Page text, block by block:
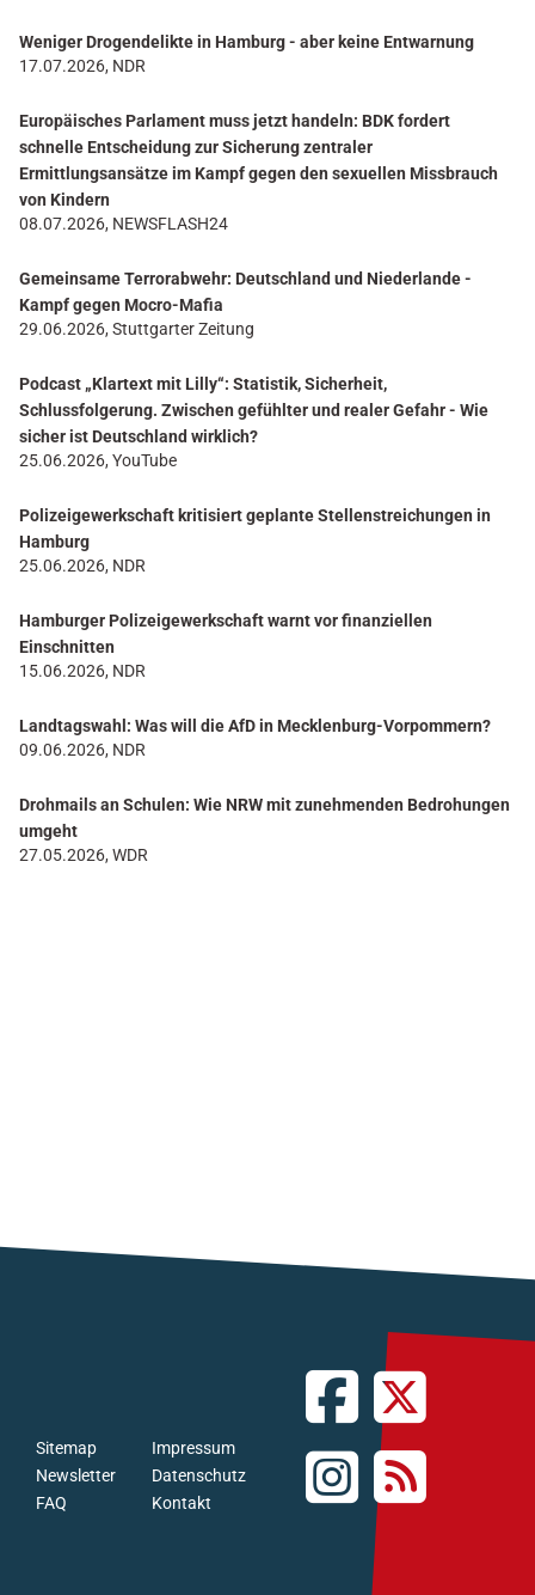
Weniger Drogendelikte in Hamburg - aber keine Entwarnung
17.07.2026, NDR
Europäisches Parlament muss jetzt handeln: BDK fordert
schnelle Entscheidung zur Sicherung zentraler
Ermittlungsansätze im Kampf gegen den sexuellen Missbrauch
von Kindern
08.07.2026, NEWSFLASH24
Gemeinsame Terrorabwehr: Deutschland und Niederlande -
Kampf gegen Mocro-Mafia
29.06.2026, Stuttgarter Zeitung
Podcast „Klartext mit Lilly“: Statistik, Sicherheit,
Schlussfolgerung. Zwischen gefühlter und realer Gefahr - Wie
sicher ist Deutschland wirklich?
25.06.2026, YouTube
Polizeigewerkschaft kritisiert geplante Stellenstreichungen in
Hamburg
25.06.2026, NDR
Hamburger Polizeigewerkschaft warnt vor finanziellen
Einschnitten
15.06.2026, NDR
Landtagswahl: Was will die AfD in Mecklenburg-Vorpommern?
09.06.2026, NDR
Drohmails an Schulen: Wie NRW mit zunehmenden Bedrohungen
umgeht
27.05.2026, WDR
FAQ
Newsletter
Sitemap
Kontakt
Datenschutz
Impressum